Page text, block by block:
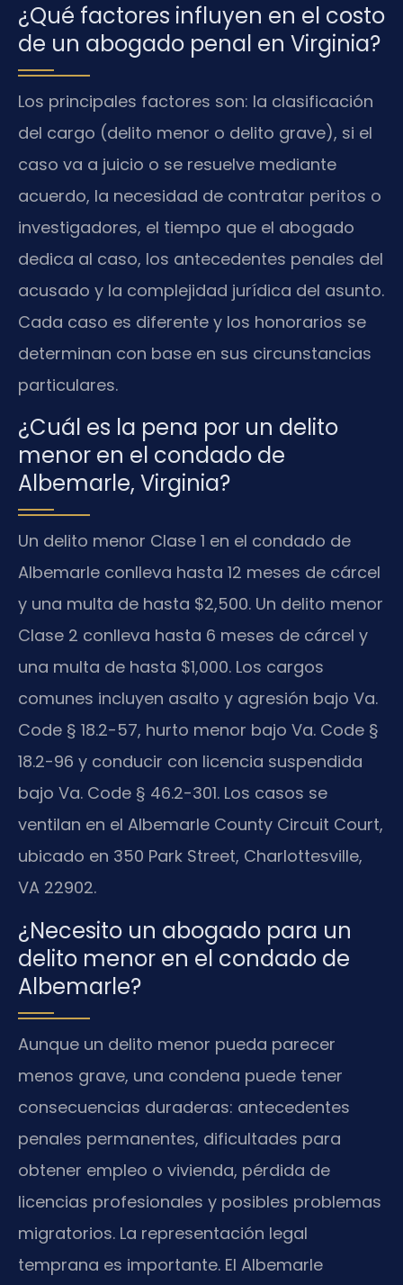
¿Qué factores influyen en el costo
de un abogado penal en Virginia?
Los principales factores son: la clasificación
del cargo (delito menor o delito grave), si el
caso va a juicio o se resuelve mediante
acuerdo, la necesidad de contratar peritos o
investigadores, el tiempo que el abogado
dedica al caso, los antecedentes penales del
acusado y la complejidad jurídica del asunto.
Cada caso es diferente y los honorarios se
determinan con base en sus circunstancias
particulares.
¿Cuál es la pena por un delito
menor en el condado de
Albemarle, Virginia?
Un delito menor Clase 1 en el condado de
Albemarle conlleva hasta 12 meses de cárcel
y una multa de hasta $2,500. Un delito menor
Clase 2 conlleva hasta 6 meses de cárcel y
una multa de hasta $1,000. Los cargos
comunes incluyen asalto y agresión bajo Va.
Code § 18.2-57, hurto menor bajo Va. Code §
18.2-96 y conducir con licencia suspendida
bajo Va. Code § 46.2-301. Los casos se
ventilan en el Albemarle County Circuit Court,
ubicado en 350 Park Street, Charlottesville,
VA 22902.
¿Necesito un abogado para un
delito menor en el condado de
Albemarle?
Aunque un delito menor pueda parecer
menos grave, una condena puede tener
consecuencias duraderas: antecedentes
penales permanentes, dificultades para
obtener empleo o vivienda, pérdida de
licencias profesionales y posibles problemas
migratorios. La representación legal
temprana es importante. El Albemarle